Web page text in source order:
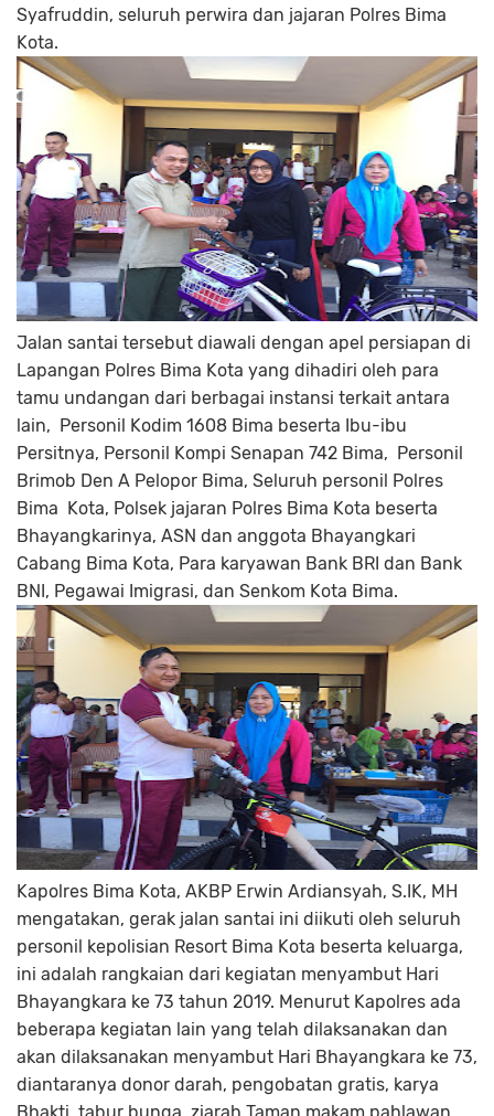
Syafruddin, seluruh perwira dan jajaran Polres Bima
Kota.
Jalan santai tersebut diawali dengan apel persiapan di
Lapangan Polres Bima Kota yang dihadiri oleh para
tamu undangan dari berbagai instansi terkait antara
lain, Personil Kodim 1608 Bima beserta Ibu-ibu
Persitnya, Personil Kompi Senapan 742 Bima, Personil
Brimob Den A Pelopor Bima, Seluruh personil Polres
Bima Kota, Polsek jajaran Polres Bima Kota beserta
Bhayangkarinya, ASN dan anggota Bhayangkari
Cabang Bima Kota, Para karyawan Bank BRI dan Bank
BNI, Pegawai Imigrasi, dan Senkom Kota Bima.
Kapolres Bima Kota, AKBP Erwin Ardiansyah, S.IK, MH
mengatakan, gerak jalan santai ini diikuti oleh seluruh
personil kepolisian Resort Bima Kota beserta keluarga,
ini adalah rangkaian dari kegiatan menyambut Hari
Bhayangkara ke 73 tahun 2019. Menurut Kapolres ada
beberapa kegiatan lain yang telah dilaksanakan dan
akan dilaksanakan menyambut Hari Bhayangkara ke 73,
diantaranya donor darah, pengobatan gratis, karya